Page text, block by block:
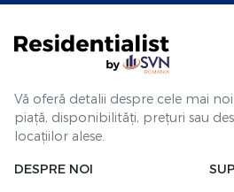
Vă oferă detalii despre cele mai
piață, disponibilități, prețuri sau
locațiilor alese.
DESPRE NOI